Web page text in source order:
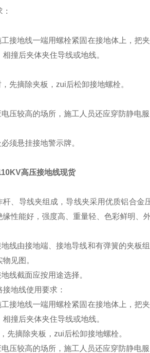
接地线一端用螺栓紧固在接地体上，把
撞后夹体夹住导线或地线。
先摘除夹板，zui后松卸接地螺栓。
压较高的场所，施工人员还应穿防静电服
须悬挂接地警示牌。
高压接地线现货
杆、导线夹组成，导线夹采用优质铝合
缘性能好，强度高、重量轻、色彩鲜明、外
地线由接地端、接地导线和有弹簧的夹板
见图。
线截面应按用途选择。
地线使用要求：
接地线一端用螺栓紧固在接地体上，把
撞后夹体夹住导线或地线。
先摘除夹板，zui后松卸接地螺栓。
压较高的场所，施工人员还应穿防静电服